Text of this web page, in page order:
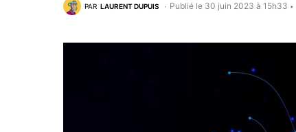
PAR LAURENT DUPUIS Publié le 30 juin 2023 à 15h33 •